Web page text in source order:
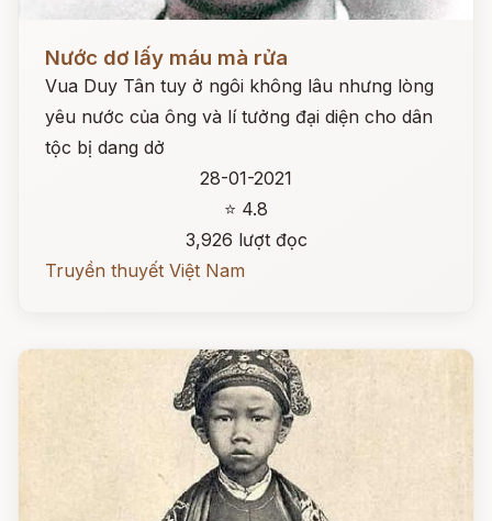
Nước dơ lấy máu mà rửa
Vua Duy Tân tuy ở ngôi không lâu nhưng lòng
yêu nước của ông và lí tưởng đại diện cho dân
tộc bị dang dở
28-01-2021
⭐ 4.8
3,926 lượt đọc
Truyền thuyết Việt Nam